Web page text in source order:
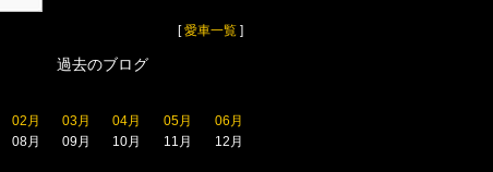
[愛車一覧 ]
過去のブログ
02月 03月 04月 05月
06月
08月 09月 10月 11月
12月